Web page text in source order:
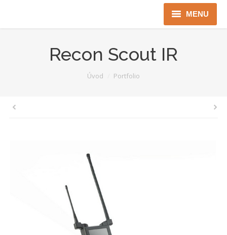
MENU
Kontakty
Jazyková verze
Recon Scout IR
Úvod Portfolio